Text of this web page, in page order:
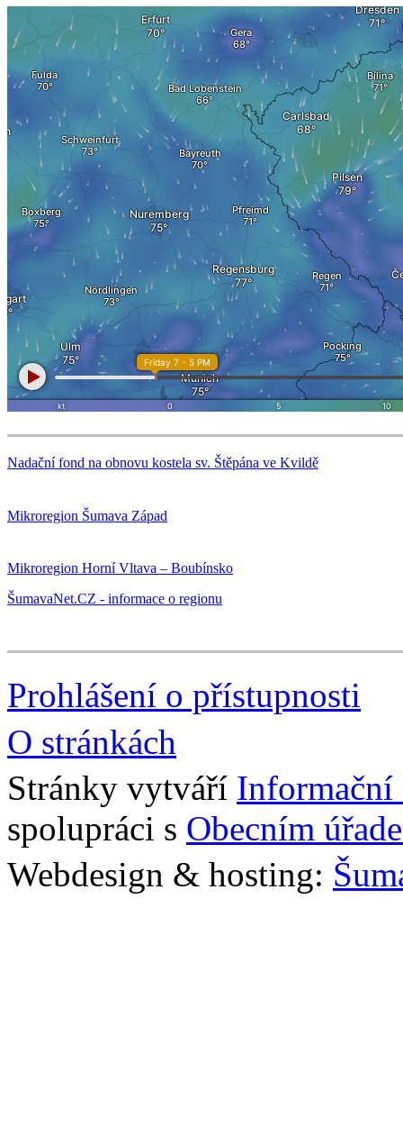
Nadační fond na obnovu kostela sv. Štěpána ve Kvildě
Mikroregion Šumava Západ
Mikroregion Horní Vltava – Boubínsko
ŠumavaNet.CZ - informace o regionu
Prohlášení o přístupnosti
O stránkách
Stránky vytváří Informační
spolupráci s Obecním
Webdesign & hosting: